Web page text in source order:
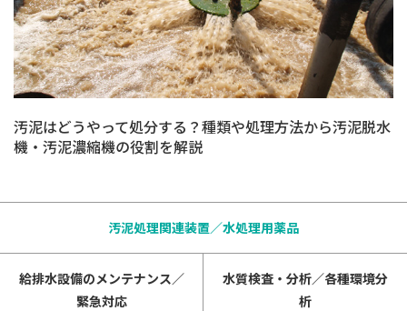
汚泥はどうやって処分する？種類や処理方法から汚泥脱水
機・汚泥濃縮機の役割を解説
汚泥処理関連装置／水処理用薬品
給排水設備のメンテナンス／
緊急対応
水質検査・分析／各種環境分
析